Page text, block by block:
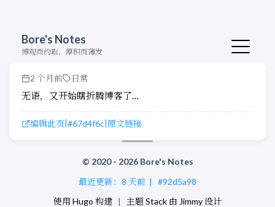
Bore's Notes
博观而约取，厚积而薄发
2 个月前 日常
无语，又开始瞎折腾博客了…
编辑此页 #67d4f6c 原文链接
© 2020 - 2026 Bore's Notes
最近更新： 8 天前 |
#92d5a98
使用 Hugo 构建 | 主题Stack 由 Jimmy设计